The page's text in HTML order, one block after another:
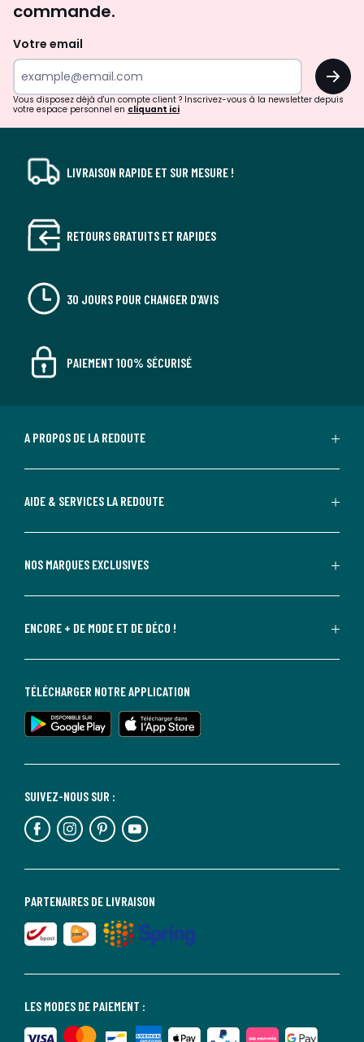
surprises?
commande.
Votre email
OK
Vous disposez déjà d'un compte client ? Inscrivez-vous à la newsletter depuis
votre espace personnel en cliquant ici
LIVRAISON RAPIDE ET SUR MESURE !
RETOURS GRATUITS ET RAPIDES
30 JOURS POUR CHANGER D'AVIS
PAIEMENT 100% SÉCURISÉ
A PROPOS DE LA REDOUTE
AIDE & SERVICES LA REDOUTE
NOS MARQUES EXCLUSIVES
ENCORE + DE MODE ET DE DÉCO !
LES MODES DE PAIEMENT :
PARTENAIRES DE LIVRAISON
SUIVEZ-NOUS SUR :
TÉLÉCHARGER NOTRE APPLICATION